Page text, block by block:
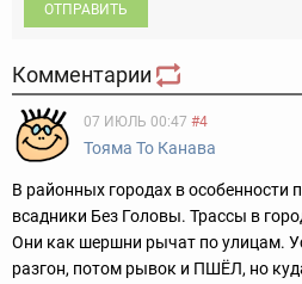
ОТПРАВИТЬ
Комментарии
07 ИЮЛЬ 00:47 #4
Тояма То Канава
В районных городах в особенности
всадники Без Головы. Трассы в
Они как шершни рычат по улицам.
разгон, потом рывок и ПШЁЛ, но